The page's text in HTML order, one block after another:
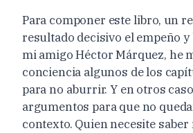
Para componer este libro, un
resultado decisivo el empeño
mi amigo Héctor Márquez, he
conciencia algunos de los
para no aburrir. Y en otros
argumentos para que no
contexto. Quien necesite